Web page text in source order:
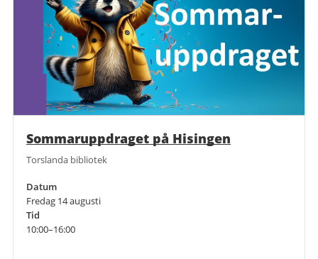
Sommaruppdraget på Hisingen
Torslanda bibliotek
Datum
Fredag 14 augusti
Tid
10:00–16:00